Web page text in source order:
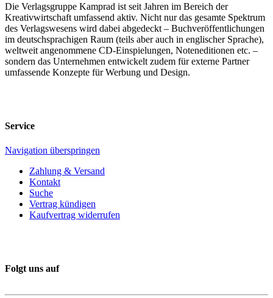
Die Verlagsgruppe Kamprad ist seit Jahren im Bereich der
Kreativwirtschaft umfassend aktiv. Nicht nur das gesamte Spektrum
des Verlagswesens wird dabei abgedeckt – Buchveröffentlichungen
im deutschsprachigen Raum (teils aber auch in englischer Sprache),
weltweit angenommene CD-Einspielungen, Noteneditionen etc. –
sondern das Unternehmen entwickelt zudem für externe Partner
umfassende Konzepte für Werbung und Design.
Service
Navigation überspringen
Zahlung & Versand
Kontakt
Suche
Vertrag kündigen
Kaufvertrag widerrufen
Folgt uns auf